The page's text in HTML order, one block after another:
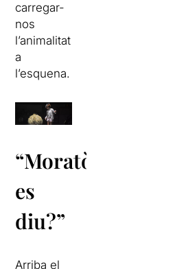
carregar-
nos
l’animalitat
a
l’esquena.
“Moratòria,
es
diu?”
Arriba el